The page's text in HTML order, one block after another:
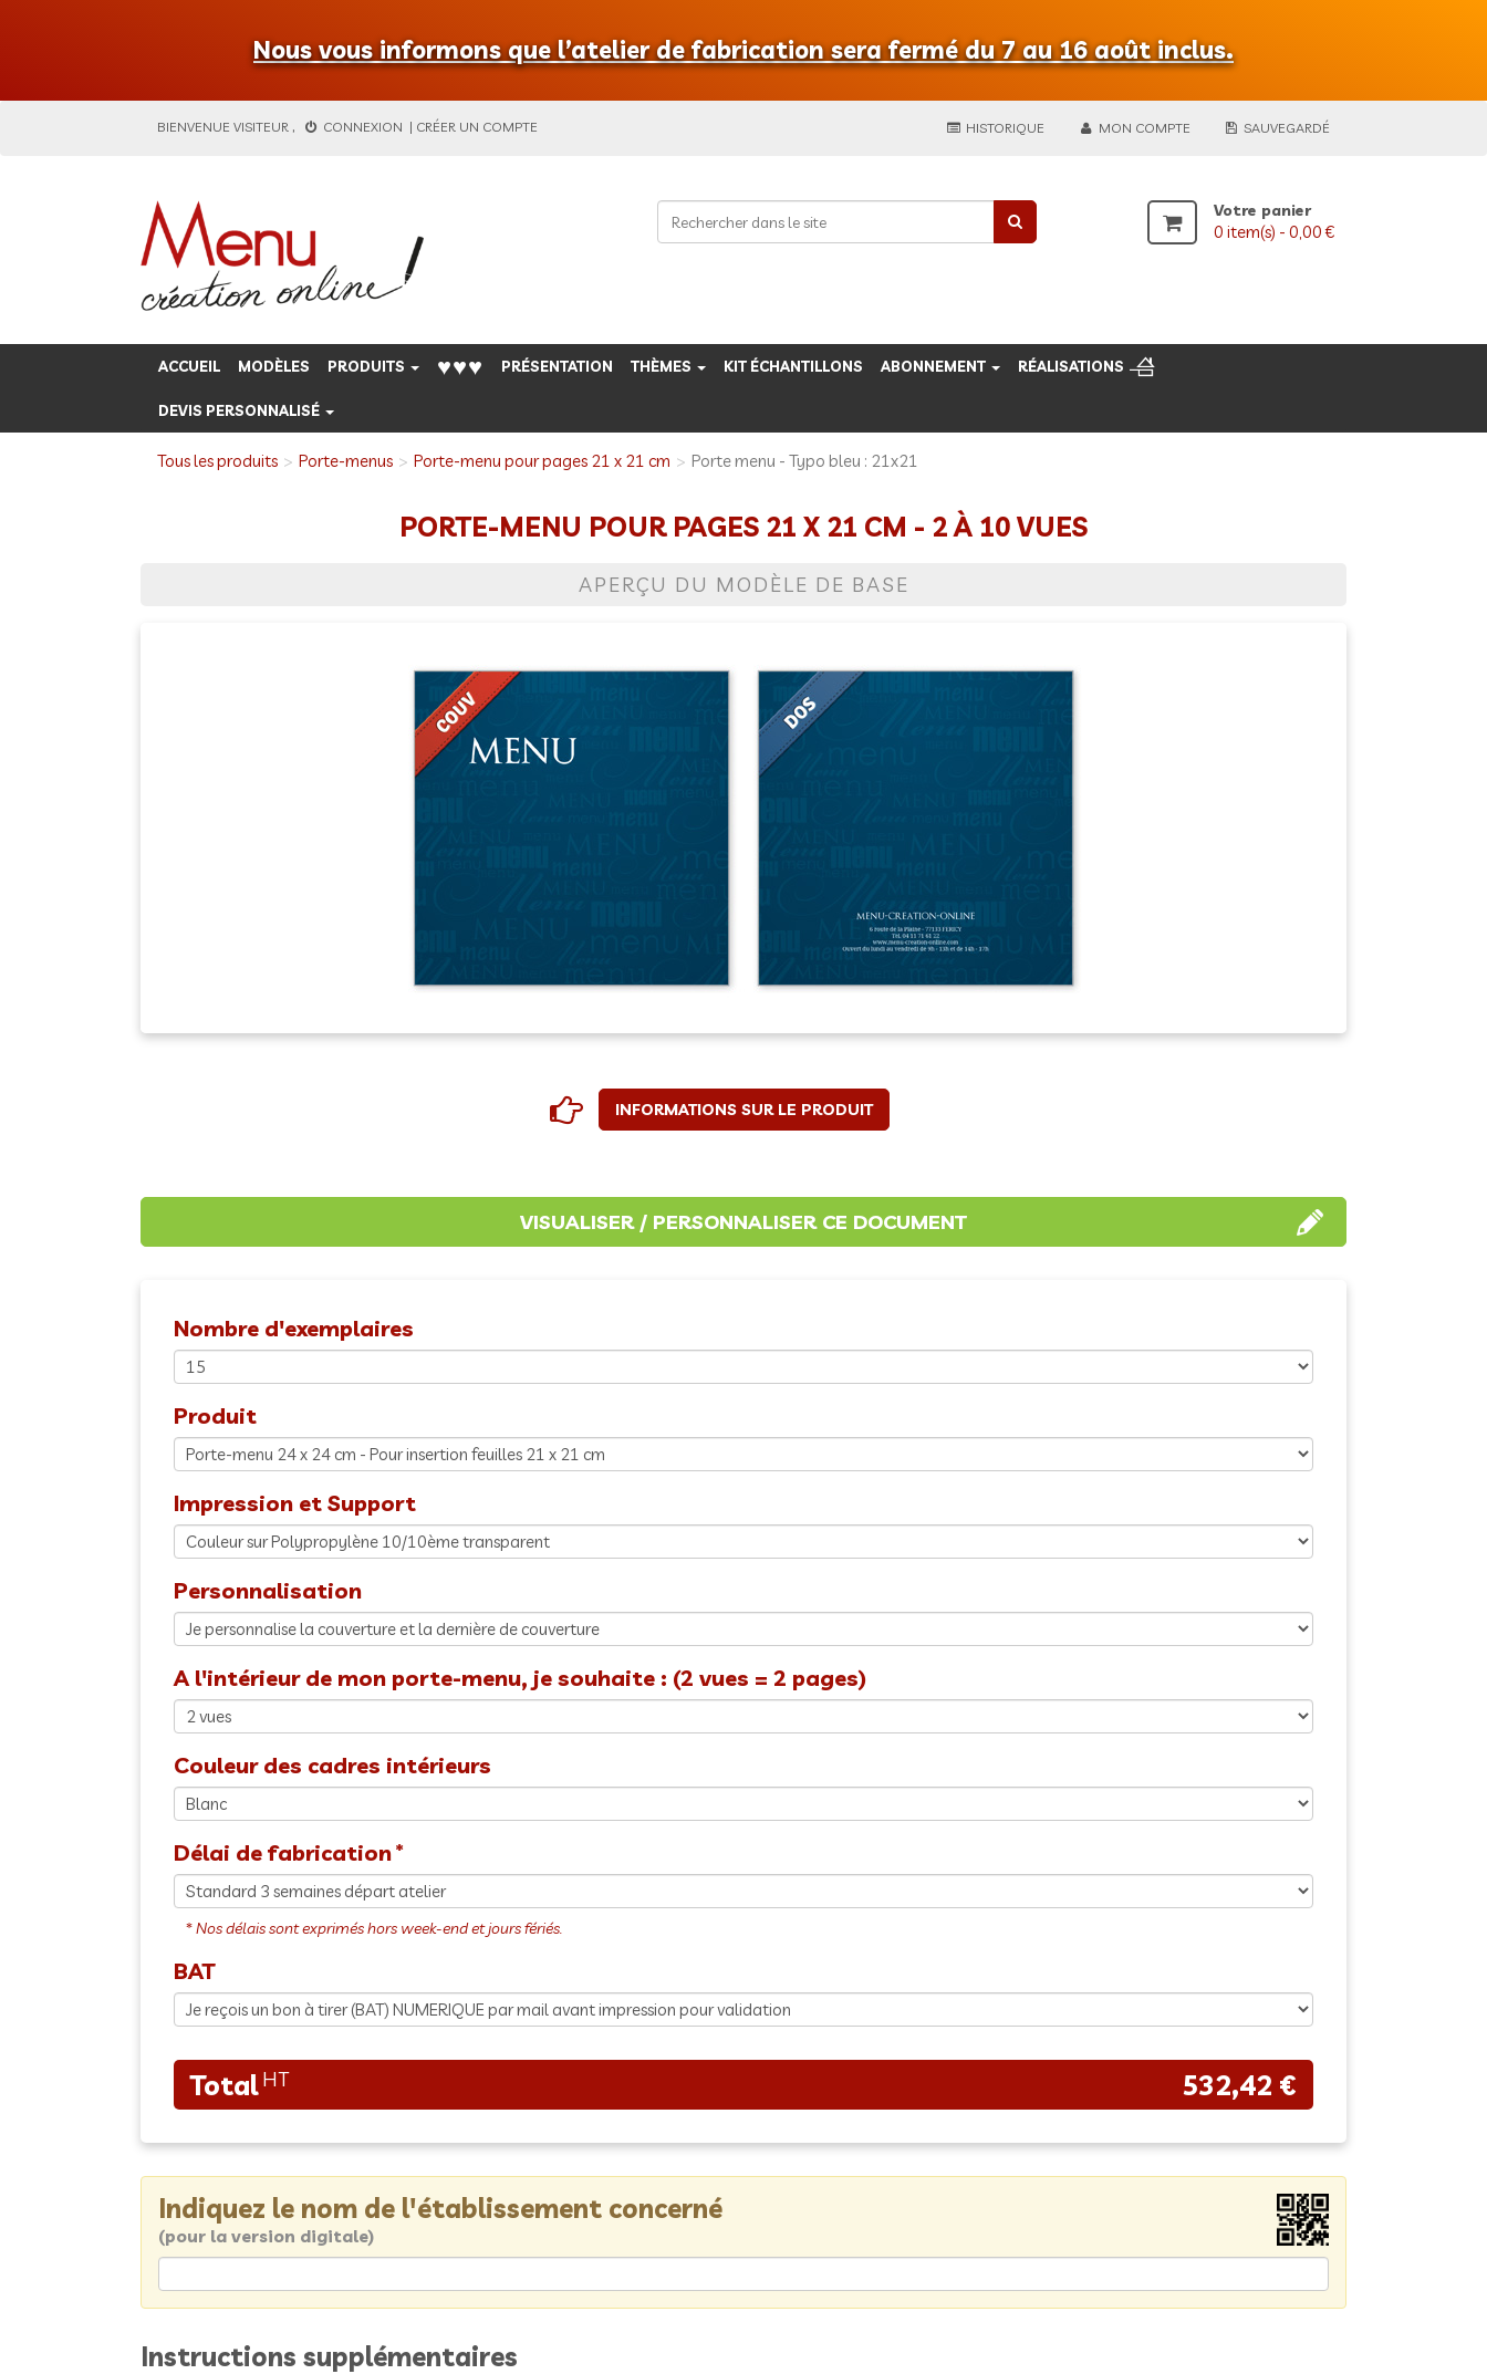
Nous vous informons que l’atelier de fabrication sera fermé du 7 au 16 août inclus.
BIENVENUE VISITEUR , CONNEXION | CRÉER UN COMPTE HISTORIQUE MON COMPTE SAUVEGARDÉ
Votre panier
0 item(s) - 0,00 €
ACCUEIL MODÈLES PRODUITS ♥♥♥ PRÉSENTATION THÈMES KIT ÉCHANTILLONS ABONNEMENT RÉALISATIONS
DEVIS PERSONNALISÉ
Tous les produits Porte-menus Porte-menu pour pages 21 x 21 cm Porte menu - Typo bleu : 21x21
PORTE-MENU POUR PAGES 21 X 21 CM - 2 À 10 VUES
APERÇU DU MODÈLE DE BASE
INFORMATIONS SUR LE PRODUIT
Nombre d'exemplaires
Produit
Impression et Support
Personnalisation
A l'intérieur de mon porte-menu, je souhaite : (2 vues = 2 pages)
Couleur des cadres intérieurs
Délai de fabrication
BAT
532,42 €
Indiquez le nom de l'établissement concerné
(pour la version digitale)
Instructions supplémentaires